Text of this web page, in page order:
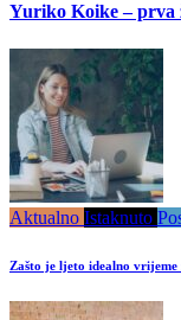
Yuriko Koike – prva
Aktualno Istaknuto
Zašto je ljeto idealno vrijeme